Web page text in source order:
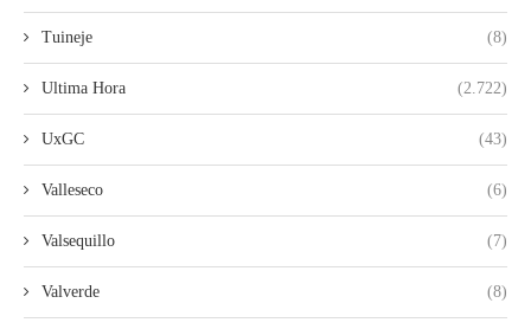
Tuineje (8)
Ultima Hora (2.722)
UxGC (43)
Valleseco (6)
Valsequillo (7)
Valverde (8)